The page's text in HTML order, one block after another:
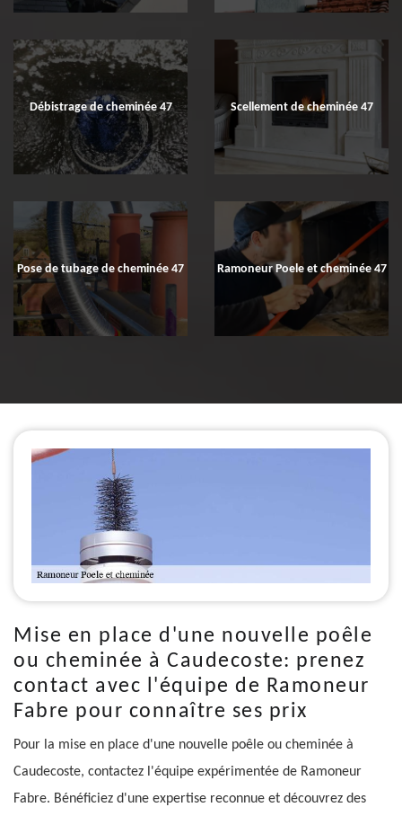
Débistrage de cheminée 47 Scellement de cheminée 47
Pose de tubage de cheminée 47 Ramoneur Poele et cheminée 47
Mise en place d'une nouvelle poêle
ou cheminée à Caudecoste: prenez
contact avec l'équipe de Ramoneur
Fabre pour connaître ses prix
Pour la mise en place d'une nouvelle poêle ou cheminée à
Caudecoste, contactez l'équipe expérimentée de Ramoneur
Fabre. Bénéficiez d'une expertise reconnue et découvrez des